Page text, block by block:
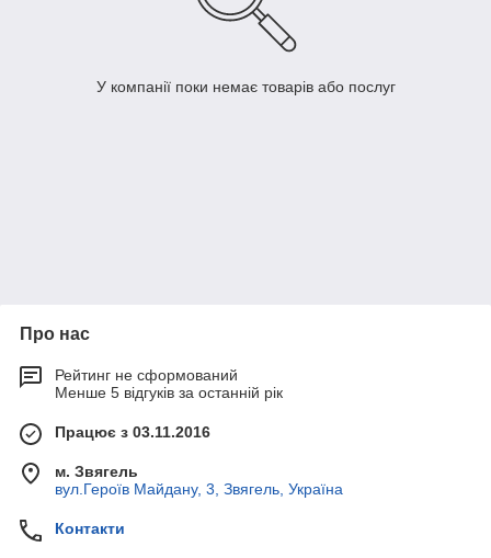
У компанії поки немає товарів або послуг
Про нас
Рейтинг не сформований
Менше 5 відгуків за останній рік
Працює з 03.11.2016
м. Звягель
вул.Героїв Майдану, 3, Звягель, Україна
Контакти